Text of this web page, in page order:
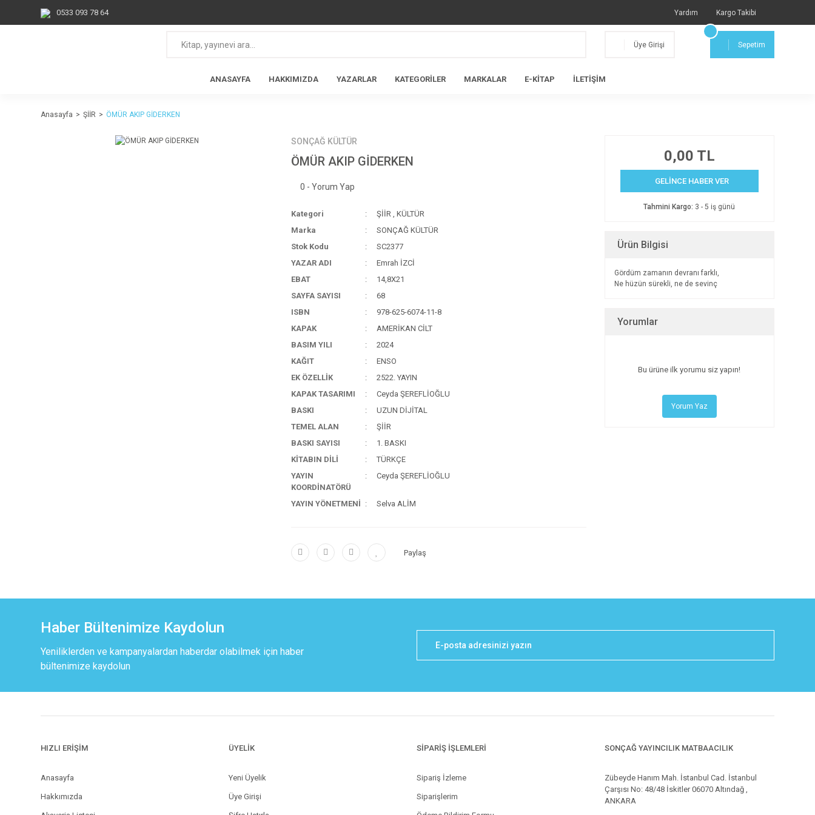
0533 093 78 64 Yardım Kargo Takibi
Üye Girişi Sepetim
ANASAYFA HAKKIMIZDA YAZARLAR KATEGORİLER MARKALAR E-KİTAP İLETİŞİM
Anasayfa ŞİİR ÖMÜR AKIP GİDERKEN
SONÇAĞ KÜLTÜR
ÖMÜR AKIP GİDERKEN
0 - Yorum Yap
Kategori ŞİİR , KÜLTÜR
Marka
SONÇAĞ KÜLTÜR
Stok Kodu
SC2377
YAZAR ADI
Emrah İZCİ
EBAT
14,8X21
SAYFA SAYISI
68
ISBN
978-625-6074-11-8
KAPAK
AMERİKAN CİLT
BASIM YILI
2024
KAĞIT
ENSO
EK ÖZELLİK
2522. YAYIN
KAPAK TASARIMI
Ceyda ŞEREFLİOĞLU
BASKI
UZUN DİJİTAL
TEMEL ALAN
ŞİİR
BASKI SAYISI
1. BASKI
KİTABIN DİLİ
TÜRKÇE
YAYIN
KOORDİNATÖRÜ
Ceyda ŞEREFLİOĞLU
YAYIN YÖNETMENİ Selva ALİM
Paylaş
0,00 TL
GELİNCE HABER VER
Tahmini Kargo: 3 - 5 iş günü
Ürün Bilgisi
Gördüm zamanın devranı farklı,
Ne hüzün sürekli, ne de sevinç
Yorumlar
Bu ürüne ilk yorumu siz yapın!
Yorum Yaz
Haber Bültenimize Kaydolun
Yeniliklerden ve kampanyalardan haberdar olabilmek için haber
bültenimize kaydolun
HIZLI ERİŞİM
Anasayfa
Hakkımızda
ÜYELİK
Yeni Üyelik
Üye Girişi
SİPARİŞ İŞLEMLERİ
Sipariş İzleme
Siparişlerim
SONÇAĞ YAYINCILIK MATBAACILIK
Zübeyde Hanım Mah. İstanbul Cad. İstanbul
Çarşısı No: 48/48 İskitler 06070 Altındağ ,
ANKARA